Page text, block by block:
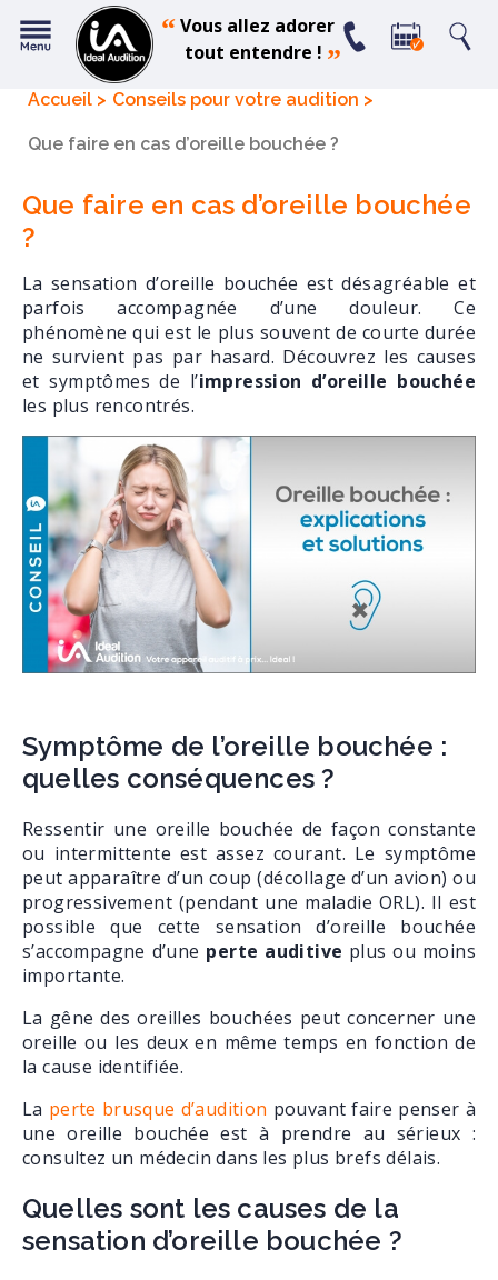
“Vous allez adorer
tout entendre ! ”
Accueil Conseils pour votre audition
Que faire en cas d’oreille bouchée ?
Que faire en cas d’oreille bouchée
?
La sensation d’oreille bouchée est désagréable et
parfois accompagnée d’une douleur. Ce
phénomène qui est le plus souvent de courte durée
ne survient pas par hasard. Découvrez les causes
et symptômes de l’impression d’oreille bouchée
les plus rencontrés.
Symptôme de l’oreille bouchée :
quelles conséquences ?
Ressentir une oreille bouchée de façon constante
ou intermittente est assez courant. Le symptôme
peut apparaître d’un coup (décollage d’un avion) ou
progressivement (pendant une maladie ORL). Il est
possible que cette sensation d’oreille bouchée
s’accompagne d’une perte auditive plus ou moins
importante.
La gêne des oreilles bouchées peut concerner une
oreille ou les deux en même temps en fonction de
la cause identifiée.
La perte brusque d’audition pouvant faire penser à
une oreille bouchée est à prendre au sérieux :
consultez un médecin dans les plus brefs délais.
Quelles sont les causes de la
sensation d’oreille bouchée ?